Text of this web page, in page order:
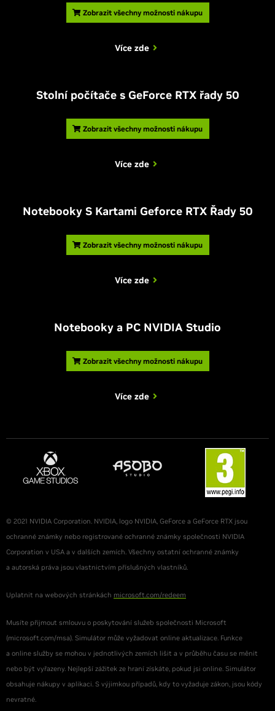
Zobrazit všechny možnosti nákupu
Více zde
Stolní počítače s GeForce RTX řady 50
Zobrazit všechny možnosti nákupu
Více zde
Notebooky S Kartami Geforce RTX Řady 50
Zobrazit všechny možnosti nákupu
Více zde
Notebooky a PC NVIDIA Studio
Zobrazit všechny možnosti nákupu
Více zde
© 2021 NVIDIA Corporation. NVIDIA, logo NVIDIA, GeForce a GeForce RTX jsou
ochranné známky nebo registrované ochranné známky společnosti NVIDIA
Corporation v USA a v dalších zemích. Všechny ostatní ochranné známky
a autorská práva jsou vlastnictvím příslušných vlastníků.
Uplatnit na webových stránkách microsoft.com/redeem
Musíte přijmout smlouvu o poskytování služeb společnosti Microsoft
(microsoft.com/msa). Simulátor může vyžadovat online aktualizace. Funkce
a online služby se mohou v jednotlivých zemích lišit a v průběhu času se měnit
nebo být vyřazeny. Nejlepší zážitek ze hraní získáte, pokud jsi online. Simulátor
obsahuje nákupy v aplikaci. S výjimkou případů, kdy to vyžaduje zákon, jsou kódy
nevratné.